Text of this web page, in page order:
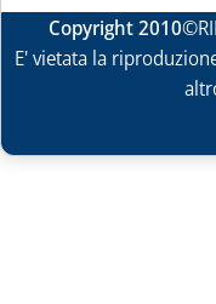
Copyright 2010
E' vietata la